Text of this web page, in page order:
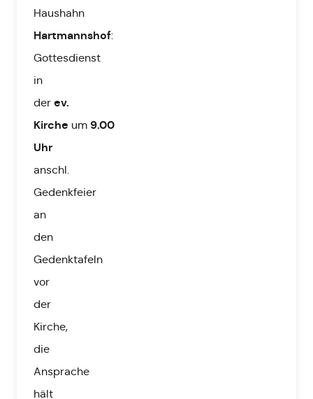
Haushahn
Hartmannshof:
Gottesdienst
in
der ev.
Kirche um 9.00
Uhr
anschl.
Gedenkfeier
an
den
Gedenktafeln
vor
der
Kirche,
die
Ansprache
hält